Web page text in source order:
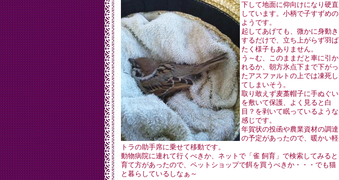
下して地面に仰向けになり硬直
しています。小柄で子すずめの
ようです。
起してあげても、微かに身動き
するだけで、立ち上がらず羽ば
たく様子もありません。
う～む、このままだと車に引か
れるか、朝方氷点下まで下がっ
たアスファルトの上では凍死し
てしまいそう。
取り敢えず麦藁帽子に手ぬぐい
を敷いて保護、よく見ると白
目？を剥いて眠っているような
感じです。
年賀状の投函や農業資材の調達
の予定があったので、暖かい軽
トラの助手席に乗せて移動です。
動物病院に連れて行くべきか、ネットで「雀 飼育」で検索してみると
育て方があったので、ペットショップで餌を買うべきか・・・でも猫
と暮らしているしなぁ～